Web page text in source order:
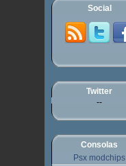
Social
Twitter
--
Consolas
Psx modchips